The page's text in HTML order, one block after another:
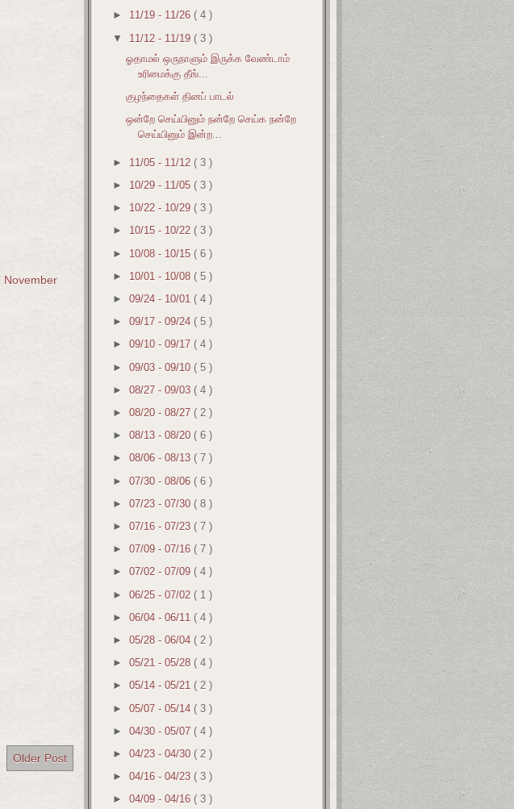
November
Older Post
► 11/19 - 11/26 ( 4 )
▼ 11/12 - 11/19 ( 3 )
ஓதாமல் ஒருநாளும் இருக்க வேண்டாம்
உரிமைக்கு தீங்...
குழந்தைகள் தினப் பாடல்
ஒன்றே செய்யினும் நன்றே செய்க நன்றே
செய்யினும் இன்ற...
► 11/05 - 11/12 ( 3 )
► 10/29 - 11/05 ( 3 )
► 10/22 - 10/29 ( 3 )
► 10/15 - 10/22 ( 3 )
► 10/08 - 10/15 ( 6 )
► 10/01 - 10/08 ( 5 )
►09/24 - 10/01 ( 4 )
►09/17 - 09/24 ( 5 )
►09/10 - 09/17 ( 4 )
►09/03 - 09/10 ( 5 )
►08/27 - 09/03 ( 4 )
►08/20 - 08/27 ( 2 )
►08/13 - 08/20 ( 6 )
►08/06 - 08/13 ( 7 )
►07/30 - 08/06 ( 6 )
►07/23 - 07/30 ( 8 )
►07/16 - 07/23 ( 7 )
►07/09 - 07/16 ( 7 )
►07/02 - 07/09 ( 4 )
►06/25 - 07/02 ( 1 )
►06/04 - 06/11 ( 4 )
►05/28 - 06/04 ( 2 )
►05/21 - 05/28 ( 4 )
►05/14 - 05/21 ( 2 )
►05/07 - 05/14 ( 3 )
►04/30 - 05/07 ( 4 )
►04/23 - 04/30 ( 2 )
►04/16 - 04/23 ( 3 )
►04/09 - 04/16 ( 3 )